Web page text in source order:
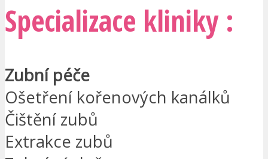
Specializace kliniky :
Zubní péče
Ošetření kořenových kanálků
Čištění zubů
Extrakce zubů